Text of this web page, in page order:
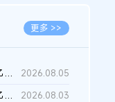
更多 >>
某甲公司、某乙公司、某丙公司申请诉前行为保全复议裁定书
2026.08.05
某甲公司、某乙公司、官某与某丙公司专利申请权权属纠纷 二审判决...
2026.08.03